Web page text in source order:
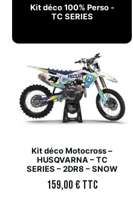
Kit déco 100% Perso -
TC SERIES
Kit déco Motocross –
HUSQVARNA – TC
SERIES – 2DR8 – SNOW
159,00€ TTC